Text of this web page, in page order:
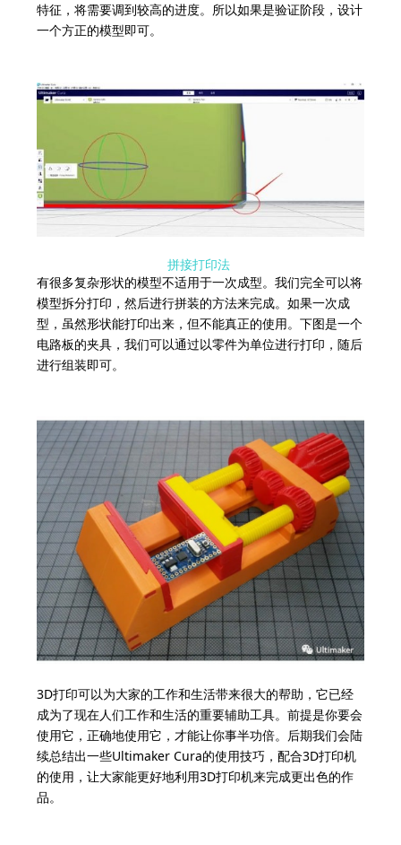
特征，将需要调到较高的进度。所以如果是验证阶段，设计
一个方正的模型即可。
拼接打印法
有很多复杂形状的模型不适用于一次成型。我们完全可以将
模型拆分打印，然后进行拼装的方法来完成。如果一次成
型，虽然形状能打印出来，但不能真正的使用。下图是一个
电路板的夹具，我们可以通过以零件为单位进行打印，随后
进行组装即可。
3D打印可以为大家的工作和生活带来很大的帮助，它已经
成为了现在人们工作和生活的重要辅助工具。前提是你要会
使用它，正确地使用它，才能让你事半功倍。后期我们会陆
续总结出一些Ultimaker Cura的使用技巧，配合3D打印机
的使用，让大家能更好地利用3D打印机来完成更出色的作
品。